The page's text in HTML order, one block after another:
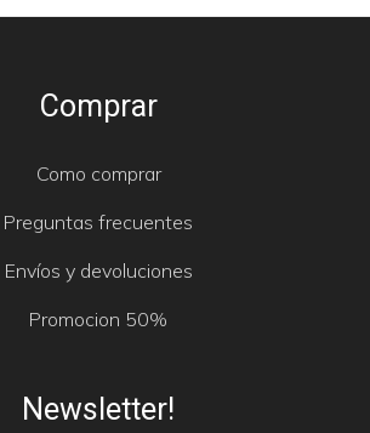
Comprar
Como comprar
Preguntas frecuentes
Envíos y devoluciones
Promocion 50%
Newsletter!